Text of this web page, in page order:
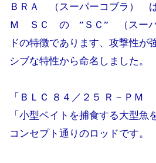
ＢＲＡ （スーパーコブラ）
Ｍ ＳＣ の ”ＳＣ” （スーパ
ドの特徴であります、攻撃性が
シブな特性から命名しました。
「ＢＬＣ ８４／２５ Ｒ－Ｐ
「小型ベイトを捕食する大型
コンセプト通りのロッドです。